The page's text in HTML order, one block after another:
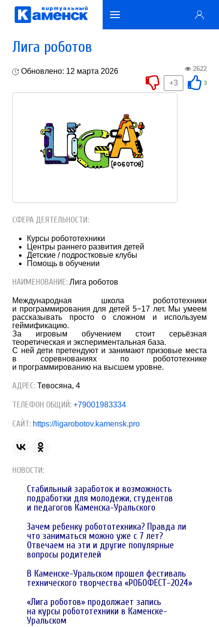
Лига роботов
Обновлено: 12 марта 2026 2622
3
+3
СФЕРА ДЕЯТЕЛЬНОСТИ:
Курсы робототехники
Центры раннего развития детей
Детские / подростковые клубы
Помощь в обучении
НАИМЕНОВАНИЕ: Лига роботов
Международная школа робототехники
и программирования для детей 5−17 лет. Мы умеем
рассказывать просто о сложном и используем
геймификацию.
За игровым обучением стоит серьёзная
теоретическая и экспериментальная база.
С ней дети претендуют и занимают призовые места
в соревнованиях по робототехнике
и программированию на высшем уровне.
АДРЕС: ​Тевосяна, 4
ТЕЛЕФОН ОБЩИЙ: +79001983334
САЙТ: https://ligarobotov.kamensk.pro
НОВОСТИ:
Стабильный заработок и возможность
подработки для молодежи, студентов
и педагогов Каменска-Уральского
Зачем ребенку робототехника? Правда ли
что заниматься можно уже с 7 лет?
Отвечаем на эти и другие популярные
вопросы родителей
В Каменске-Уральском прошел фестиваль
технического творчества «РОБОФЕСТ-2024»
«Лига роботов» продолжает запись
на курсы робототехники в Каменске-
Уральском